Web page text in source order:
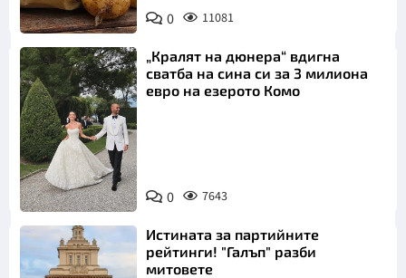
Пиксабей
0 11081
Снимка:
Инстаграм
„Кралят на дюнера“ вдигна
сватба на сина си за 3 милиона
евро на езерото Комо
0 7643
Истината за партийните
рейтинги! "Галъп" разби
митовете